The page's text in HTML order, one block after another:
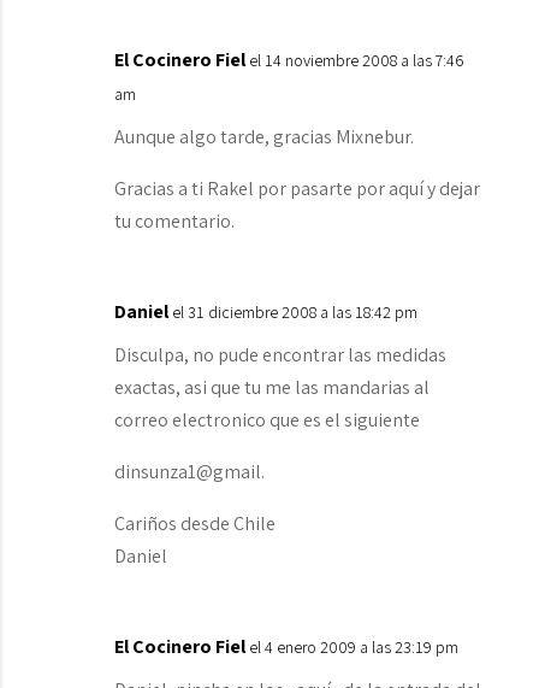
El Cocinero Fiel el 14 noviembre 2008 a las 7:46
am
Aunque algo tarde, gracias Mixnebur.
Gracias a ti Rakel por pasarte por aquí y dejar
tu comentario.
Daniel el 31 diciembre 2008 a las 18:42 pm
Disculpa, no pude encontrar las medidas
exactas, asi que tu me las mandarias al
correo electronico que es el siguiente
dinsunza1@gmail.
Cariños desde Chile
Daniel
El Cocinero Fiel el 4 enero 2009 a las 23:19 pm